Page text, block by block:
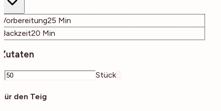
Vorbereitung25 Minuten
Min
Backzeit20 Minuten
Min
Zutaten
Stück
Für den Teig